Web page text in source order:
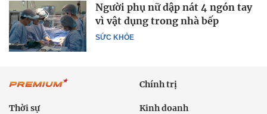
SỨC KHỎE
Người phụ nữ dập nát 4 ngón tay
vì vật dụng trong nhà bếp
Chính trị
Thời sự Kinh doanh